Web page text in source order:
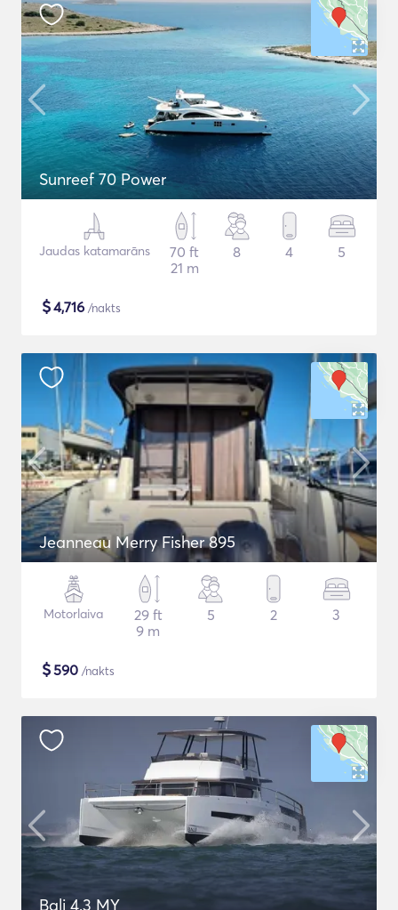
Sunreef 70 Power
Jaudas katamarāns
70 ft
21 m
8 4 5
$4,716 /nakts
Jeanneau Merry Fisher 895
Motorlaiva
29 ft
9 m
5 2 3
$590 /nakts
Bali 4.3 MY